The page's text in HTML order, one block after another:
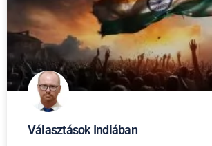
Választások Indiában